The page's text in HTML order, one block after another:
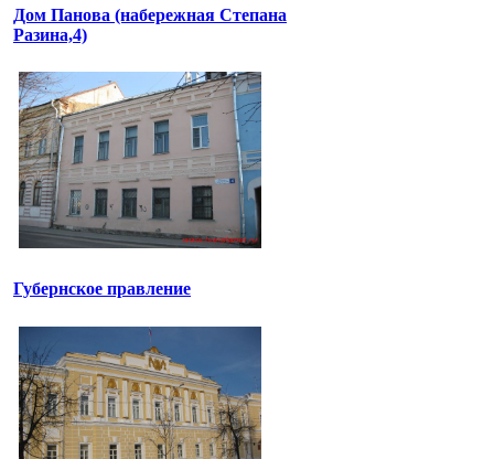
Дом Панова (набережная Степана
Разина,4)
Губернское правление